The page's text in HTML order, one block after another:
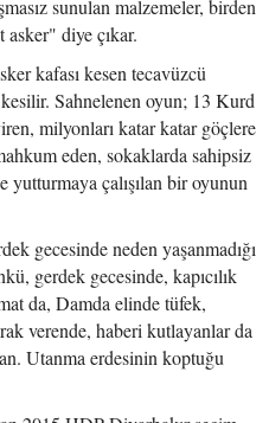
sunulan malzemeler, birden
diye çıkar.
kafası kesen tecavüzcü
Sahnelenen oyun; 13 Kurd
milyonları katar katar göçlere
eden, sokaklarda sahipsiz
çalışılan bir oyunun
gecesinde neden yaşanmadığı
gerdek gecesinde, kapıcılık
da, Damda elinde tüfek,
verende, haberi kutlayanlar da
Utanma erdesinin koptuğu